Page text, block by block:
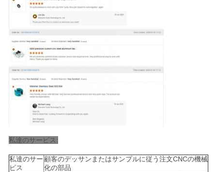
私達のサービス:
私達のサー
ビス
顧客のデッサンまたはサンプルに従う注文CNCの機械
化の部品